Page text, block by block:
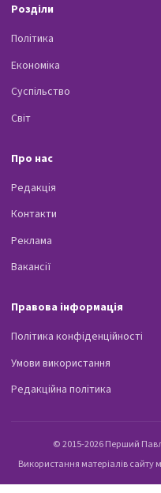
Розділи
Політика
Економіка
Суспільство
Світ
Про нас
Редакція
Контакти
Реклама
Вакансії
Правова інформація
Політика конфіденційності
Умови використання
Редакційна політика
© 2015-2026 Перший
Використання матеріалів сайту